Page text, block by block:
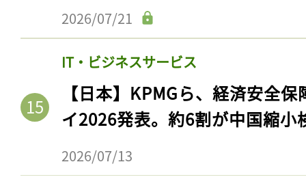
2026/07/21
IT・ビジネスサービス
【日本】KPMGら、経済安全
イ2026発表。約6割が中国縮小
2026/07/13